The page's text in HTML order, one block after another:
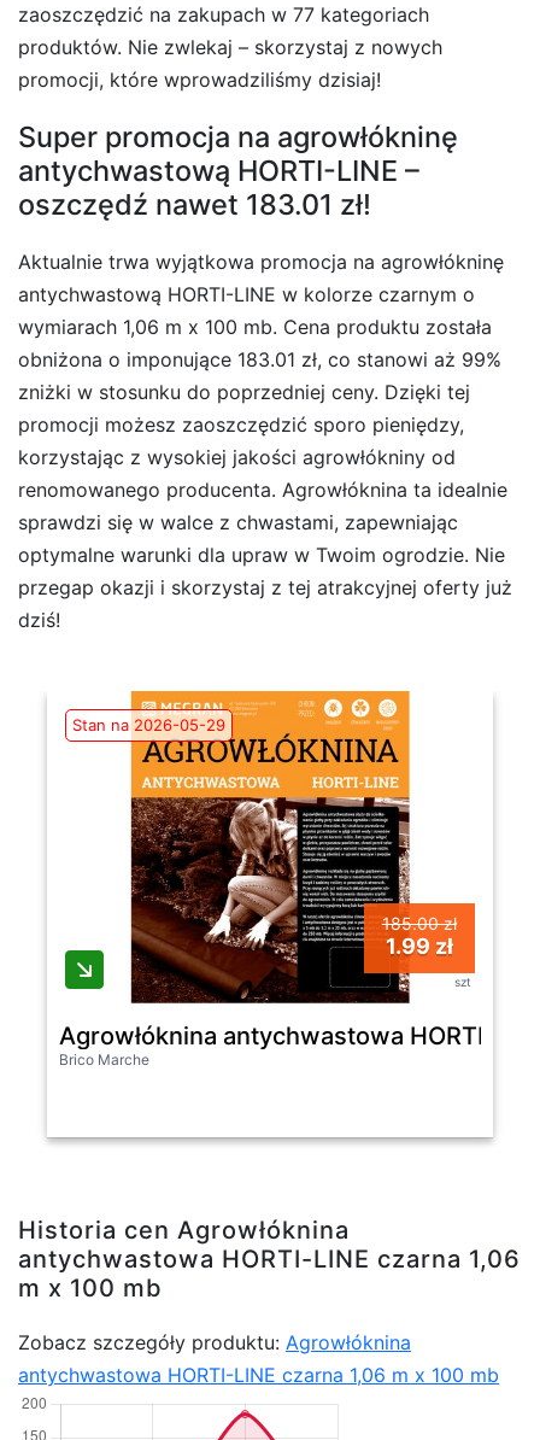
zaoszczędzić na zakupach w 77 kategoriach
produktów. Nie zwlekaj – skorzystaj z nowych
promocji, które wprowadziliśmy dzisiaj!
Super promocja na agrowłókninę
antychwastową HORTI-LINE –
oszczędź nawet 183.01 zł!
Aktualnie trwa wyjątkowa promocja na agrowłókninę
antychwastową HORTI-LINE w kolorze czarnym o
wymiarach 1,06 m x 100 mb. Cena produktu została
obniżona o imponujące 183.01 zł, co stanowi aż 99%
zniżki w stosunku do poprzedniej ceny. Dzięki tej
promocji możesz zaoszczędzić sporo pieniędzy,
korzystając z wysokiej jakości agrowłókniny od
renomowanego producenta. Agrowłóknina ta idealnie
sprawdzi się w walce z chwastami, zapewniając
optymalne warunki dla upraw w Twoim ogrodzie. Nie
przegap okazji i skorzystaj z tej atrakcyjnej oferty już
dziś!
Stan na 2026-05-29
185.00 zł
1.99 zł
szt
Agrowłóknina antychwastowa HORTI-
Brico Marche
Historia cen Agrowłóknina
antychwastowa HORTI-LINE czarna 1,06
m x 100 mb
Zobacz szczegóły produktu: Agrowłóknina
antychwastowa HORTI-LINE czarna 1,06 m x 100 mb